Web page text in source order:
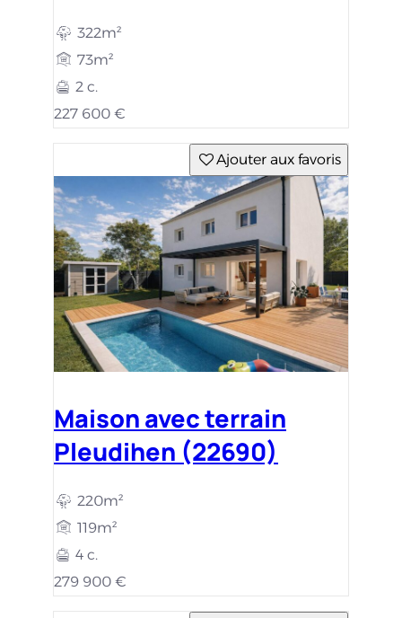
322m²
73m²
2 c.
227 600 €
Ajouter aux favoris
Maison avec terrain
Pleudihen (22690)
220m²
119m²
4 c.
279 900 €